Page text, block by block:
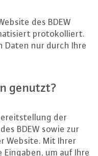
des BDEW
pro­to­kol­liert.
Daten nur durch Ihre
genutzt?
der
BDEW sowie zur
Website. Mit Ihrer
Eingaben, um auf Ihre